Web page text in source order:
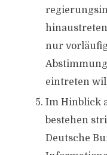
nur
eintreten
Im Hinblick
bestehen
Deutsche